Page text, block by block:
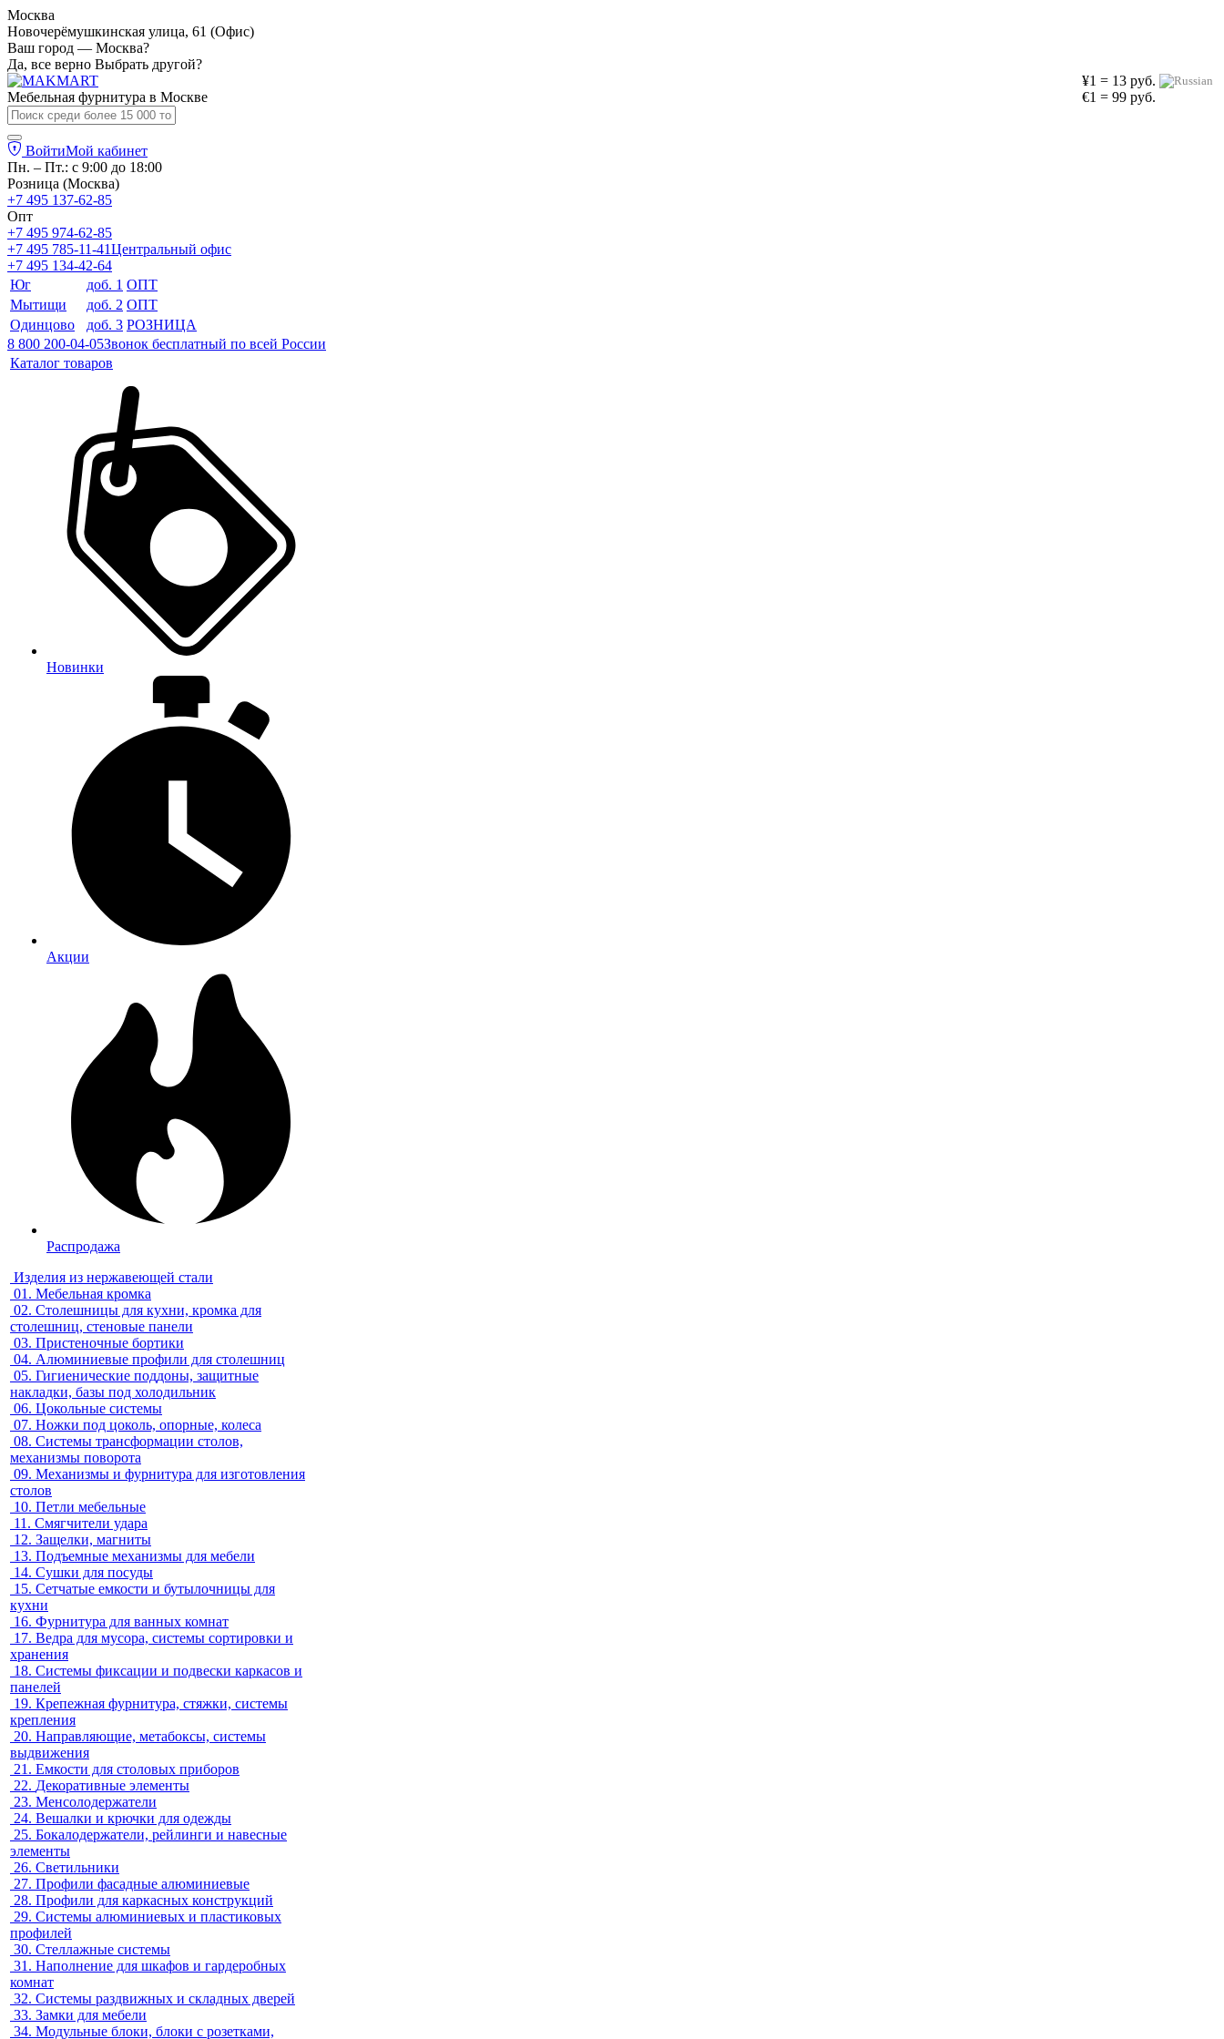
Москва
Новочерёмушкинская улица, 61 (Офис)
Ваш город — Москва?
Да, все верно Выбрать другой?
¥1 = 13 руб.
€1 = 99 руб.
Мебельная фурнитура в Москве
ВойтиМой кабинет
Пн. – Пт.: с 9:00 до 18:00
Розница (Москва)
+7 495 137-62-85
Опт
+7 495 974-62-85
+7 495 785-11-41Центральный офис
+7 495 134-42-64
Юг
доб. 1 ОПТ
Мытищи
доб. 2 ОПТ
Одинцово
доб. 3 РОЗНИЦА
8 800 200-04-05Звонок бесплатный по всей России
Каталог товаров
Новинки
Акции
Распродажа
Изделия из нержавеющей стали
01. Мебельная кромка
02. Столешницы для кухни, кромка для
столешниц, стеновые панели
03. Пристеночные бортики
04. Алюминиевые профили для столешниц
05. Гигиенические поддоны, защитные
накладки, базы под холодильник
06. Цокольные системы
07. Ножки под цоколь, опорные, колеса
08. Системы трансформации столов,
механизмы поворота
09. Механизмы и фурнитура для изготовления
столов
10. Петли мебельные
11. Смягчители удара
12. Защелки, магниты
13. Подъемные механизмы для мебели
14. Сушки для посуды
15. Сетчатые емкости и бутылочницы для
кухни
16. Фурнитура для ванных комнат
17. Ведра для мусора, системы сортировки и
хранения
18. Системы фиксации и подвески каркасов и
панелей
19. Крепежная фурнитура, стяжки, системы
крепления
20. Направляющие, метабоксы, системы
выдвижения
21. Емкости для столовых приборов
22. Декоративные элементы
23. Менсолодержатели
24. Вешалки и крючки для одежды
25. Бокалодержатели, рейлинги и навесные
элементы
26. Светильники
27. Профили фасадные алюминиевые
28. Профили для каркасных конструкций
29. Системы алюминиевых и пластиковых
профилей
30. Стеллажные системы
31. Наполнение для шкафов и гардеробных
комнат
32. Системы раздвижных и складных дверей
33. Замки для мебели
34. Модульные блоки, блоки с розетками,